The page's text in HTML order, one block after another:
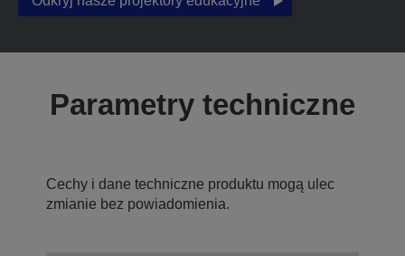
Parametry techniczne
Cechy i dane techniczne produktu mogą ulec
zmianie bez powiadomienia.